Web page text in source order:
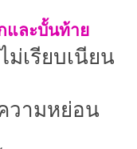
และบั้นท้าย
ม่เรียบเนียน
วามหย่อน